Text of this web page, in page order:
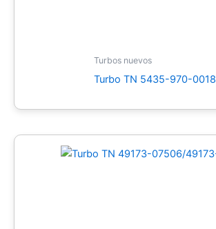
Turbos nuevos
Turbo TN 5435-970-0018